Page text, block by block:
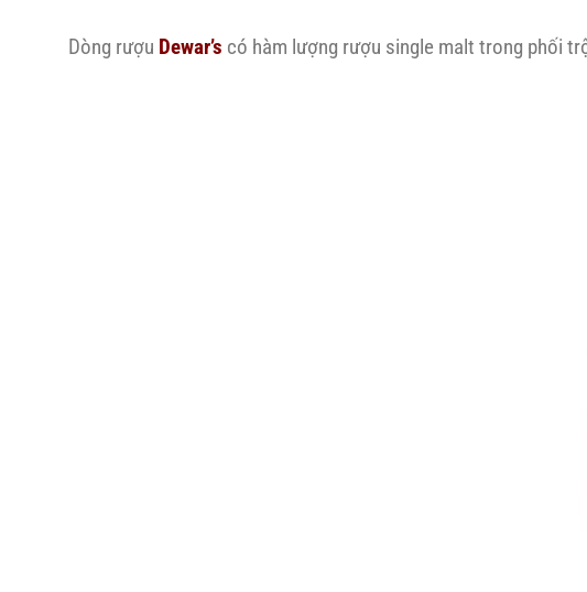
Dòng rượu Dewar’s có hàm lượng rượu single malt trong phối